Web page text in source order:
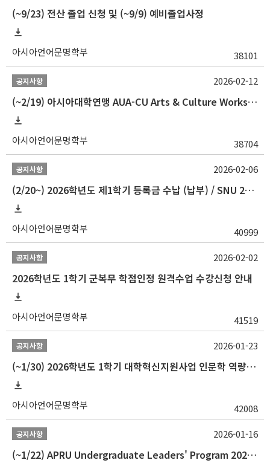
(~9/23) 전산 졸업 신청 및 (~9/9) 예비졸업사정
아시아언어문명학부 38101
공지사항
(~2/19) 아시아대학연맹 AUA-CU Arts & Culture Workshop Camp 2026 참가자 선발 안내
아시아언어문명학부 38704
2026-02-12
공지사항
(2/20~) 2026학년도 제1학기 등록금 수납 (납부) / SNU 26-1 Tuition fee payment notice
아시아언어문명학부 40999
2026-02-06
공지사항
2026학년도 1학기 군복무 학점인정 원격수업 수강신청 안내
아시아언어문명학부 41519
2026-02-02
공지사항
(~1/30) 2026학년도 1학기 대학혁신지원사업 인문학 역량강화 학업지원금 지원 선발 안내(학·석·박사)
아시아언어문명학부 42008
2026-01-23
공지사항
(~1/22) APRU Undergraduate Leaders' Program 2026 프로그램 참가자 모집
2026-01-16